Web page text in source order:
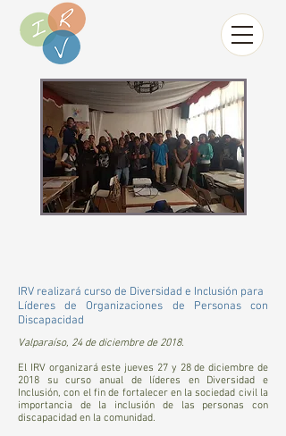
IRV realizará curso de Diversidad e Inclusión para
Líderes de Organizaciones de Personas con
Discapacidad
Valparaíso, 24 de diciembre de 2018.
El IRV organizará este jueves 27 y 28 de diciembre de
2018 su curso anual de líderes en Diversidad e
Inclusión, con el fin de fortalecer en la sociedad civil la
importancia de la inclusión de las personas con
discapacidad en la comunidad.